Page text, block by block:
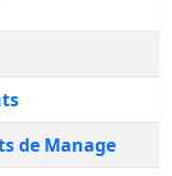
de Manage